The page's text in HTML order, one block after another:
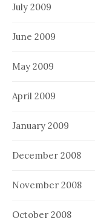
July 2009
June 2009
May 2009
April 2009
January 2009
December 2008
November 2008
October 2008